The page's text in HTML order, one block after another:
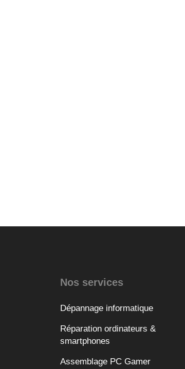
Nos services
Dépannage informatique
Réparation ordinateurs &
smartphones
Assemblage PC Gamer